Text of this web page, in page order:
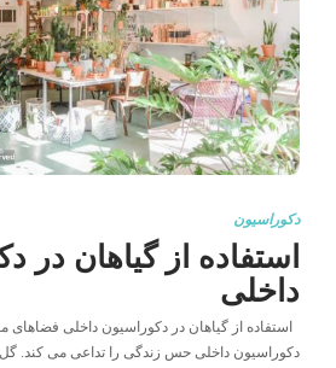
دکوراسیون
استفاده از گیاهان در
داخلی
استفاده از گیاهان در دکوراسیون داخلی فضاهای
دکوراسیون داخلی حس زندگی را تداعی می کند. گل